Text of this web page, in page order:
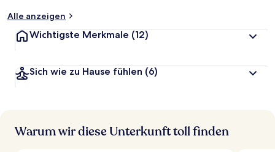
Alle anzeigen
Wichtigste Merkmale (12)
Sich wie zu Hause fühlen (6)
Warum wir diese Unterkunft toll finden